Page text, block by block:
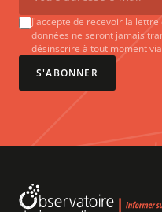
J'accepte de recevoir la
données ne seront jamais
désinscrire à tout moment
S'ABONNER